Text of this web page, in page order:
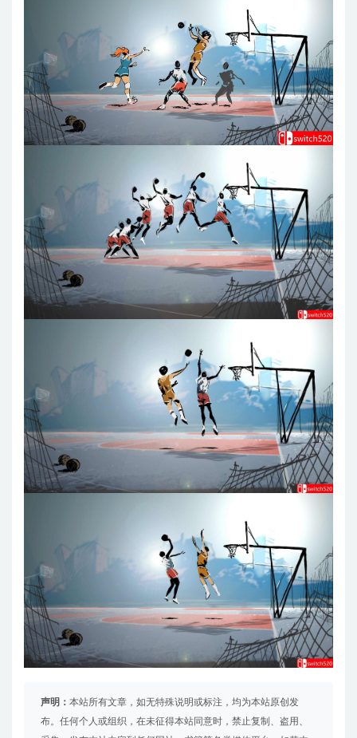
声明： 本站所有文章，如无特殊说明或标注，均为本站原创发
布。任何个人或组织，在未征得本站同意时，禁止复制、盗用、